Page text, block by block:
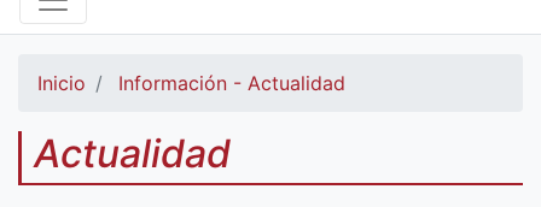
Inicio Información - Actualidad
Actualidad